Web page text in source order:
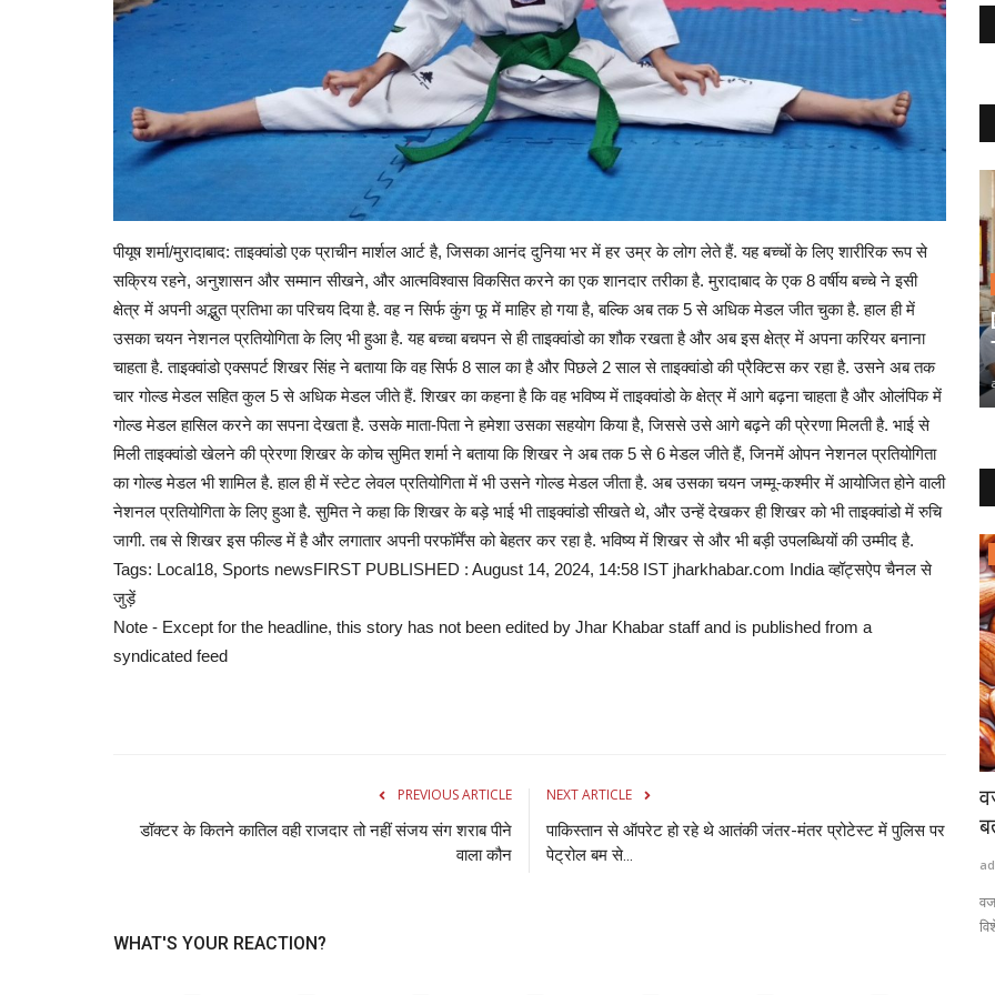
पीयूष शर्मा/मुरादाबाद: ताइक्वांडो एक प्राचीन मार्शल आर्ट है, जिसका आनंद दुनिया भर में हर उम्र के लोग लेते हैं. यह बच्चों के लिए शारीरिक रूप से
सक्रिय रहने, अनुशासन और सम्मान सीखने, और आत्मविश्वास विकसित करने का एक शानदार तरीका है. मुरादाबाद के एक 8 वर्षीय बच्चे ने इसी
क्षेत्र में अपनी अद्भुत प्रतिभा का परिचय दिया है. वह न सिर्फ कुंग फू में माहिर हो गया है, बल्कि अब तक 5 से अधिक मेडल जीत चुका है. हाल ही में
उसका चयन नेशनल प्रतियोगिता के लिए भी हुआ है. यह बच्चा बचपन से ही ताइक्वांडो का शौक रखता है और अब इस क्षेत्र में अपना करियर बनाना
चाहता है. ताइक्वांडो एक्सपर्ट शिखर सिंह ने बताया कि वह सिर्फ 8 साल का है और पिछले 2 साल से ताइक्वांडो की प्रैक्टिस कर रहा है. उसने अब तक
चार गोल्ड मेडल सहित कुल 5 से अधिक मेडल जीते हैं. शिखर का कहना है कि वह भविष्य में ताइक्वांडो के क्षेत्र में आगे बढ़ना चाहता है और ओलंपिक में
गोल्ड मेडल हासिल करने का सपना देखता है. उसके माता-पिता ने हमेशा उसका सहयोग किया है, जिससे उसे आगे बढ़ने की प्रेरणा मिलती है. भाई से
मिली ताइक्वांडो खेलने की प्रेरणा शिखर के कोच सुमित शर्मा ने बताया कि शिखर ने अब तक 5 से 6 मेडल जीते हैं, जिनमें ओपन नेशनल प्रतियोगिता
का गोल्ड मेडल भी शामिल है. हाल ही में स्टेट लेवल प्रतियोगिता में भी उसने गोल्ड मेडल जीता है. अब उसका चयन जम्मू-कश्मीर में आयोजित होने वाली
नेशनल प्रतियोगिता के लिए हुआ है. सुमित ने कहा कि शिखर के बड़े भाई भी ताइक्वांडो सीखते थे, और उन्हें देखकर ही शिखर को भी ताइक्वांडो में रुचि
जागी. तब से शिखर इस फील्ड में है और लगातार अपनी परफॉर्मेंस को बेहतर कर रहा है. भविष्य में शिखर से और भी बड़ी उपलब्धियों की उम्मीद है.
Tags: Local18, Sports newsFIRST PUBLISHED : August 14, 2024, 14:58 IST jharkhabar.com India व्हॉट्सऐप चैनल से
जुड़ें
Note - Except for the headline, this story has not been edited by Jhar Khabar staff and is published from a
syndicated feed
PREVIOUS ARTICLE
डॉक्‍टर के कितने कातिल वही राजदार तो नहीं संजय संग शराब पीने
वाला कौन
NEXT ARTICLE
पाकिस्तान से ऑपरेट हो रहे थे आतंकी जंतर-मंतर प्रोटेस्ट में पुलिस पर
पेट्रोल बम से...
WHAT'S YOUR REACTION?
CPL 2022: डैरेन सैमी को मिली बड़ी जिम्मेदारी
कैरेबियन प्रीमियर...
गोंडा के संजय मौर्य ने ITI के बाद नौकरी न मिलने पर
भिंडी...
admin Aug 7, 2026